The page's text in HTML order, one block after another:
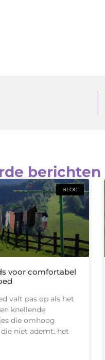
berichten
BLOG
voor comfortabel
valt pas op als het
knellende
die omhoog
niet ademt: het